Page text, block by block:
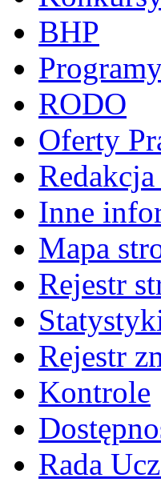
BHP
RODO
Oferty
Inne
Mapa
Rejestr
Rejestr
Kontrole
Rada